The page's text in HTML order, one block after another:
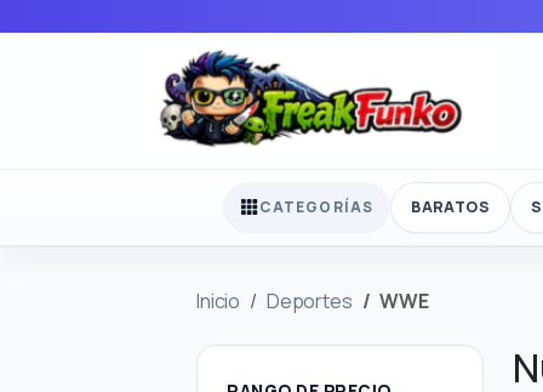
CATEGORÍAS BARATOS
Inicio Deportes WWE